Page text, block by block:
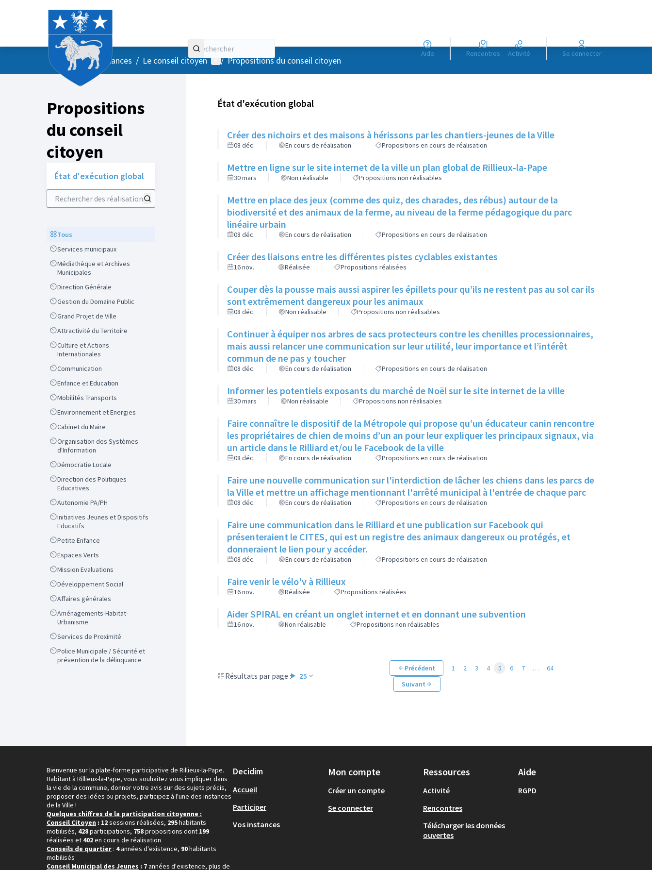
Aide Rencontres Activité Se connecter
AccueilMenu principal
/ Vos instances / Le conseil citoyen Menu utilisateur
/ Propositions du conseil citoyen
Propositions
du conseil
citoyen
État d'exécution global
Rechercher des réalisations
ScopeTous
ScopeServices municipaux
Scope
Médiathèque et Archives
Municipales
ScopeDirection Générale
ScopeGestion du Domaine Public
ScopeGrand Projet de Ville
ScopeAttractivité du Territoire
Scope
Culture et Actions
Internationales
ScopeCommunication
ScopeEnfance et Education
ScopeMobilités Transports
ScopeEnvironnement et Energies
ScopeCabinet du Maire
Scope
Organisation des Systèmes
d'Information
ScopeDémocratie Locale
Scope
Direction des Politiques
Educatives
ScopeAutonomie PA/PH
Scope
Initiatives Jeunes et Dispositifs
Educatifs
ScopePetite Enfance
ScopeEspaces Verts
ScopeMission Evaluations
ScopeDéveloppement Social
ScopeAffaires générales
Scope
Aménagements-Habitat-
Urbanisme
ScopeServices de Proximité
Scope
Police Municipale / Sécurité et
prévention de la délinquance
État d'exécution global
Créer des nichoirs et des maisons à hérissons par les chantiers-jeunes de la Ville
08 déc. En cours de réalisation Propositions en cours de réalisation
Mettre en ligne sur le site internet de la ville un plan global de Rillieux-la-Pape
30 mars Non réalisable Propositions non réalisables
Mettre en place des jeux (comme des quiz, des charades, des rébus) autour de la
biodiversité et des animaux de la ferme, au niveau de la ferme pédagogique du parc
linéaire urbain
08 déc. En cours de réalisation Propositions en cours de réalisation
Créer des liaisons entre les différentes pistes cyclables existantes
16 nov. Réalisée Propositions réalisées
Couper dès la pousse mais aussi aspirer les épillets pour qu’ils ne restent pas au sol car ils
sont extrêmement dangereux pour les animaux
08 déc. Non réalisable Propositions non réalisables
Continuer à équiper nos arbres de sacs protecteurs contre les chenilles processionnaires,
mais aussi relancer une communication sur leur utilité, leur importance et l’intérêt
commun de ne pas y toucher
08 déc. En cours de réalisation Propositions en cours de réalisation
Informer les potentiels exposants du marché de Noël sur le site internet de la ville
30 mars Non réalisable Propositions non réalisables
Faire connaître le dispositif de la Métropole qui propose qu’un éducateur canin rencontre
les propriétaires de chien de moins d’un an pour leur expliquer les principaux signaux, via
un article dans le Rilliard et/ou le Facebook de la ville
08 déc. En cours de réalisation Propositions en cours de réalisation
Faire une nouvelle communication sur l'interdiction de lâcher les chiens dans les parcs de
la Ville et mettre un affichage mentionnant l'arrêté municipal à l'entrée de chaque parc
08 déc. En cours de réalisation Propositions en cours de réalisation
Faire une communication dans le Rilliard et une publication sur Facebook qui
présenteraient le CITES, qui est un registre des animaux dangereux ou protégés, et
donneraient le lien pour y accéder.
08 déc. En cours de réalisation Propositions en cours de réalisation
Faire venir le vélo'v à Rillieux
16 nov. Réalisée Propositions réalisées
Aider SPIRAL en créant un onglet internet et en donnant une subvention
16 nov. Non réalisable Propositions non réalisables
Résultats par page : 25
Précédent 1 2 3 4 5 6 7 …
64
Suivant
Bienvenue sur la plate-forme participative de Rillieux-la-Pape.
Habitant à Rillieux-la-Pape, vous souhaitez vous impliquer dans
la vie de la commune, donner votre avis sur des sujets précis,
proposer des idées ou projets, participez à l'une des instances
de la Ville !
Quelques chiffres de la participation citoyenne :
Conseil Citoyen : 12sessions réalisées, 295habitants
mobilisés, 428participations, 758propositions dont 199
réalisées et 402en cours de réalisation
Conseils de quartier : 4années d'existence, 90habitants
mobilisés
Conseil Municipal des Jeunes : 7années d'existence, plus de
Decidim
Accueil
Participer
Vos instances
Mon compte
Créer un compte
Se connecter
Ressources
Activité
Rencontres
Télécharger les données
ouvertes
Aide
RGPD